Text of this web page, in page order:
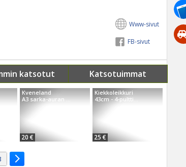
Www-sivut
FB-sivut
katsotut Katsotuimmat
Kveneland
A3 sarka-auran ...
20 €
Kiekkoleikkuri
43cm - 4-pultti...
25 €